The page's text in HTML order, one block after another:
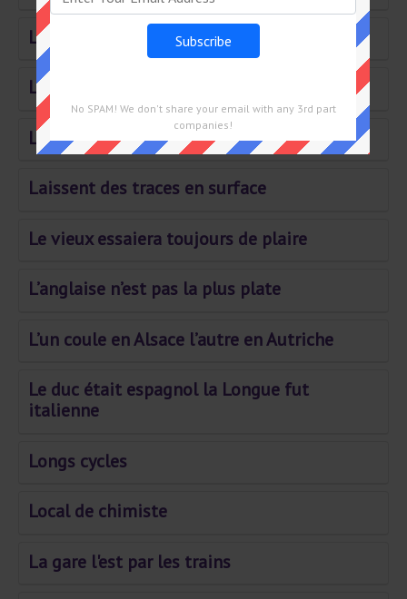
Lancé dans la détresse
Loin d'être absur– des
La tête d'un solitaire
Laissent des traces en surface
Le vieux essaiera toujours de plaire
L’anglaise n’est pas la plus plate
L’un coule en Alsace l’autre en Autriche
Le duc était espagnol la Longue fut
italienne
Longs cycles
Local de chimiste
La gare l'est par les trains
No SPAM! We don't share your email with any 3rd part
companies!